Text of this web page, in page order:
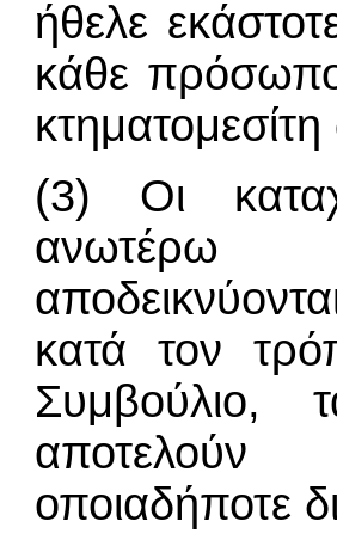
ήθελε
κάθε πρόσωπο
(3) Οι
ανωτέρω
κατά τον
οποιαδήποτε